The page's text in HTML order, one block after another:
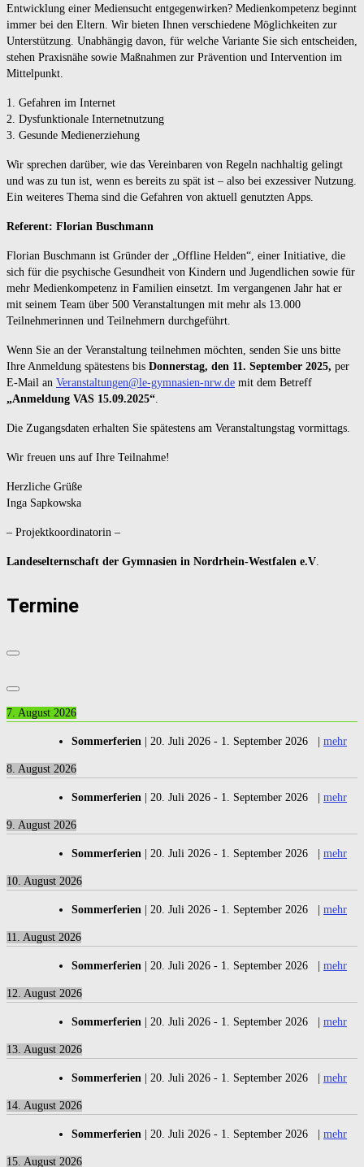
Entwicklung einer Mediensucht entgegenwirken? Medienkompetenz beginnt
immer bei den Eltern. Wir bieten Ihnen verschiedene Möglichkeiten zur
Unterstützung. Unabhängig davon, für welche Variante Sie sich entscheiden,
stehen Praxisnähe sowie Maßnahmen zur Prävention und Intervention im
Mittelpunkt.
1. Gefahren im Internet
2. Dysfunktionale Internetnutzung
3. Gesunde Medienerziehung
Wir sprechen darüber, wie das Vereinbaren von Regeln nachhaltig gelingt
und was zu tun ist, wenn es bereits zu spät ist – also bei exzessiver Nutzung.
Ein weiteres Thema sind die Gefahren von aktuell genutzten Apps.
Referent: Florian Buschmann
Florian Buschmann ist Gründer der „Offline Helden“, einer Initiative, die
sich für die psychische Gesundheit von Kindern und Jugendlichen sowie für
mehr Medienkompetenz in Familien einsetzt. Im vergangenen Jahr hat er
mit seinem Team über 500 Veranstaltungen mit mehr als 13.000
Teilnehmerinnen und Teilnehmern durchgeführt.
Wenn Sie an der Veranstaltung teilnehmen möchten, senden Sie uns bitte
Ihre Anmeldung spätestens bis Donnerstag, den 11. September 2025, per
E-Mail an Veranstaltungen@le-gymnasien-nrw.de mit dem Betreff
„Anmeldung VAS 15.09.2025“.
Die Zugangsdaten erhalten Sie spätestens am Veranstaltungstag vormittags.
Wir freuen uns auf Ihre Teilnahme!
Herzliche Grüße
Inga Sapkowska
– Projektkoordinatorin –
Landeselternschaft der Gymnasien in Nordrhein-Westfalen e.V.
Termine
7. August 2026
Sommerferien 20. Juli 2026 - 1. September 2026 mehr
8. August 2026
Sommerferien 20. Juli 2026 - 1. September 2026 mehr
9. August 2026
Sommerferien 20. Juli 2026 - 1. September 2026 mehr
10. August 2026
Sommerferien 20. Juli 2026 - 1. September 2026 mehr
11. August 2026
Sommerferien 20. Juli 2026 - 1. September 2026 mehr
12. August 2026
Sommerferien 20. Juli 2026 - 1. September 2026 mehr
13. August 2026
Sommerferien 20. Juli 2026 - 1. September 2026 mehr
14. August 2026
Sommerferien 20. Juli 2026 - 1. September 2026 mehr
15. August 2026